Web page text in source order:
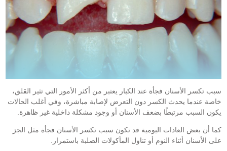
سبب تكسر الأسنان فجأة عند الكبار يعتبر من أكثر الأمور التي تثير القلق،
خاصة عندما يحدث الكسر دون التعرض لإصابة مباشرة، وفي أغلب الحالات
يكون السبب مرتبطًا بضعف الأسنان أو وجود مشكلة داخلية غير ظاهرة.
كما أن بعض العادات اليومية قد تكون سبب تكسر الأسنان فجأة مثل الجز
على الأسنان أثناء النوم أو تناول المأكولات الصلبة باستمرار.